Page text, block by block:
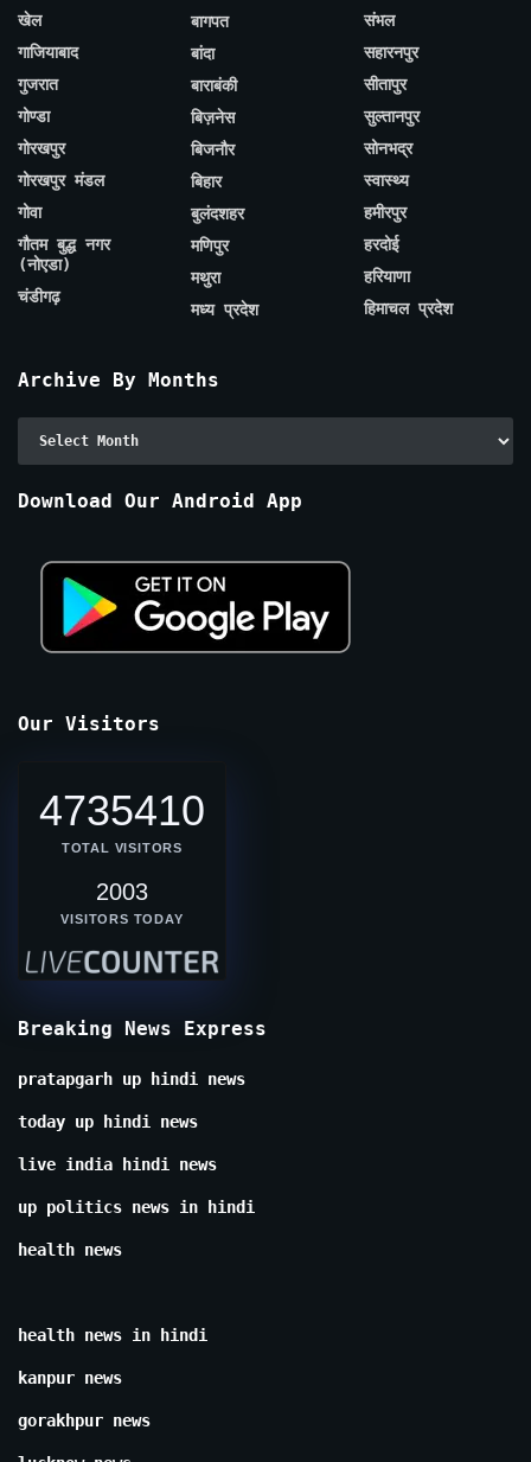
खेल
गाजियाबाद
गुजरात
गोण्डा
गोरखपुर
गोरखपुर मंडल
गोवा
गौतम बुद्ध नगर
(नोएडा)
चंडीगढ़
बागपत
बांदा
बाराबंकी
बिज़नेस
बिजनौर
बिहार
बुलंदशहर
मणिपुर
मथुरा
मध्य प्रदेश
संभल
सहारनपुर
सीतापुर
सुल्तानपुर
सोनभद्र
स्वास्थ्य
हमीरपुर
हरदोई
हरियाणा
हिमाचल प्रदेश
Archive By Months
Download Our Android App
Our Visitors
4735410
TOTAL VISITORS
2003
VISITORS TODAY
Breaking News Express
pratapgarh up hindi news
today up hindi news
live india hindi news
up politics news in hindi
health news
health news in hindi
kanpur news
gorakhpur news